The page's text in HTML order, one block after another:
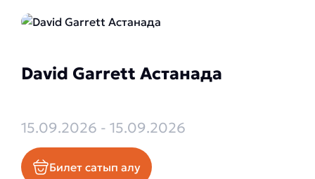
David Garrett Астанада
15.09.2026 - 15.09.2026
Билет сатып алу